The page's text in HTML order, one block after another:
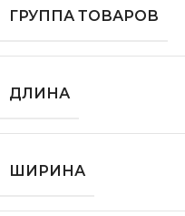
ГРУППА ТОВАРОВ
ДЛИНА
ШИРИНА